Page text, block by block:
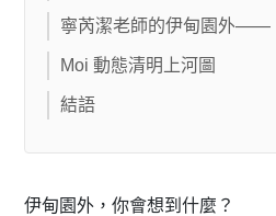
寧芮潔老師的伊甸園外——
Moi 動態清明上河圖
結語
伊甸園外，你會想到什麼？